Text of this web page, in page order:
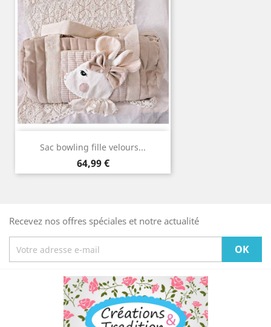
Sac bowling fille velours...
Prix
64,99 €
Recevez nos offres spéciales et notre actualité